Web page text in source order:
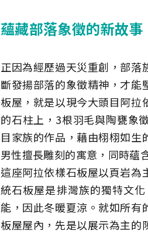
蘊藏部落象徵的新故事
正因為經歷過天災重創，部
斷發揚部落的象徵精神，才
板屋，就是以現今大頭目阿
的石柱上，3根羽毛與陶甕象
目家族的作品，藉由栩栩如
男性擅長雕刻的寓意，同時蘊
這座阿拉依樣石板屋以頁岩
統石板屋是排灣族的獨特文
能，因此冬暖夏涼。就如所有
板屋屋內，先是以展示為主